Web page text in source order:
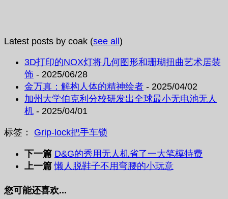
Latest posts by coak (see all)
3D打印的NOX灯将几何图形和珊瑚扭曲艺术居装
饰 - 2025/06/28
金万真：解构人体的精神绘者 - 2025/04/02
加州大学伯克利分校研发出全球最小无电池无人
机 - 2025/04/01
标签： Grip-lock把手车锁
下一篇 D&G的秀用无人机省了一大笔模特费
上一篇懒人脱鞋子不用弯腰的小玩意
您可能还喜欢...